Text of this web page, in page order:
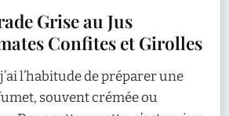
Grise au Jus
Confites et Girolles
l’habitude de préparer une
souvent crémée ou